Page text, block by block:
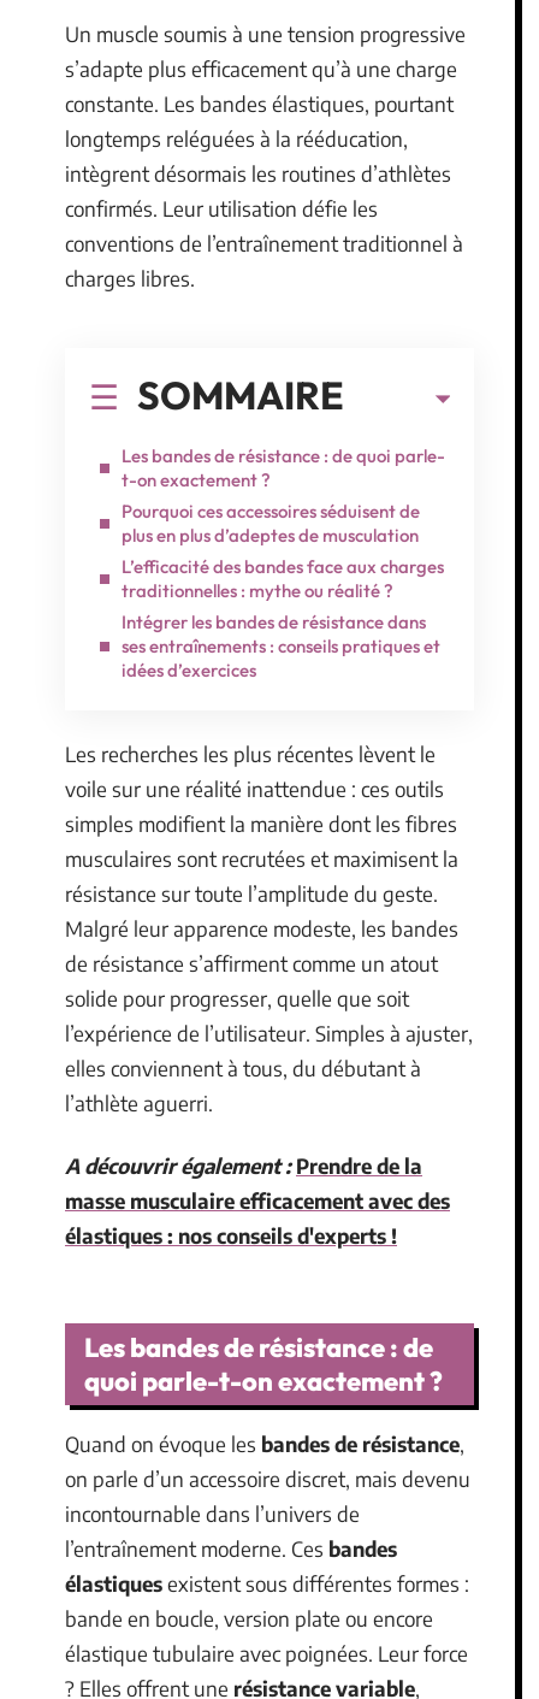
Un muscle soumis à une tension progressive
s’adapte plus efficacement qu’à une charge
constante. Les bandes élastiques, pourtant
longtemps reléguées à la rééducation,
intègrent désormais les routines d’athlètes
confirmés. Leur utilisation défie les
conventions de l’entraînement traditionnel à
charges libres.
SOMMAIRE
Les bandes de résistance : de quoi parle-
t-on exactement ?
Pourquoi ces accessoires séduisent de
plus en plus d’adeptes de musculation
L’efficacité des bandes face aux charges
traditionnelles : mythe ou réalité ?
Intégrer les bandes de résistance dans
ses entraînements : conseils pratiques et
idées d’exercices
Les recherches les plus récentes lèvent le
voile sur une réalité inattendue : ces outils
simples modifient la manière dont les fibres
musculaires sont recrutées et maximisent la
résistance sur toute l’amplitude du geste.
Malgré leur apparence modeste, les bandes
de résistance s’affirment comme un atout
solide pour progresser, quelle que soit
l’expérience de l’utilisateur. Simples à ajuster,
elles conviennent à tous, du débutant à
l’athlète aguerri.
A découvrir également : Prendre de la
masse musculaire efficacement avec des
élastiques : nos conseils d'experts !
Les bandes de résistance : de
quoi parle-t-on exactement ?
Quand on évoque les bandes de résistance,
on parle d’un accessoire discret, mais devenu
incontournable dans l’univers de
l’entraînement moderne. Ces bandes
élastiquesexistent sous différentes formes :
bande en boucle, version plate ou encore
élastique tubulaire avec poignées. Leur force
? Elles offrent une résistance variable,